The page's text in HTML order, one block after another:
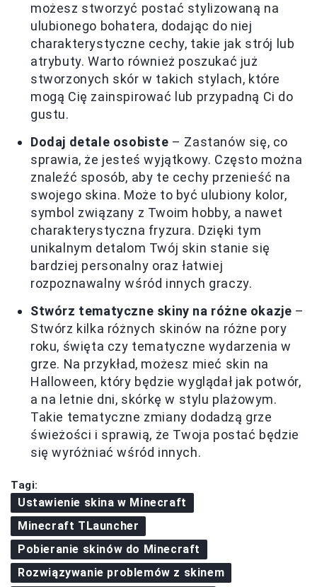
możesz stworzyć postać stylizowaną na
ulubionego bohatera, dodając do niej
charakterystyczne cechy, takie jak strój lub
atrybuty. Warto również poszukać już
stworzonych skór w takich stylach, które
mogą Cię zainspirować lub przypadną Ci do
gustu.
Dodaj detale osobiste – Zastanów się, co
sprawia, że jesteś wyjątkowy. Często można
znaleźć sposób, aby te cechy przenieść na
swojego skina. Może to być ulubiony kolor,
symbol związany z Twoim hobby, a nawet
charakterystyczna fryzura. Dzięki tym
unikalnym detalom Twój skin stanie się
bardziej personalny oraz łatwiej
rozpoznawalny wśród innych graczy.
Stwórz tematyczne skiny na różne okazje –
Stwórz kilka różnych skinów na różne pory
roku, święta czy tematyczne wydarzenia w
grze. Na przykład, możesz mieć skin na
Halloween, który będzie wyglądał jak potwór,
a na letnie dni, skórkę w stylu plażowym.
Takie tematyczne zmiany dodadzą grze
świeżości i sprawią, że Twoja postać będzie
się wyróżniać wśród innych.
Tagi:
Ustawienie skina w Minecraft
Minecraft TLauncher
Pobieranie skinów do Minecraft
Rozwiązywanie problemów z skinem